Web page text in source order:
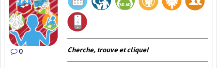
0 Cherche, trouve et clique !